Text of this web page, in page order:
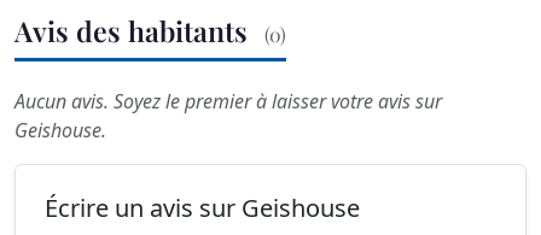
Avis des habitants (0)
Aucun avis. Soyez le premier à laisser votre avis sur
Geishouse.
Écrire un avis sur Geishouse